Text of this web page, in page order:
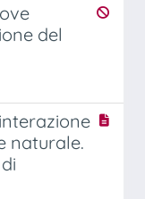
del
naturale.